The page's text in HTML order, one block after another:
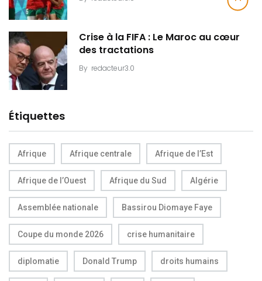
Crise à la FIFA : Le Maroc au cœur
des tractations
By redacteur3.0
Étiquettes
Afrique Afrique centrale Afrique de l’Est
Afrique de l’Ouest Afrique du Sud Algérie
Assemblée nationale Bassirou Diomaye Faye
Coupe du monde 2026 crise humanitaire
diplomatie Donald Trump droits humains